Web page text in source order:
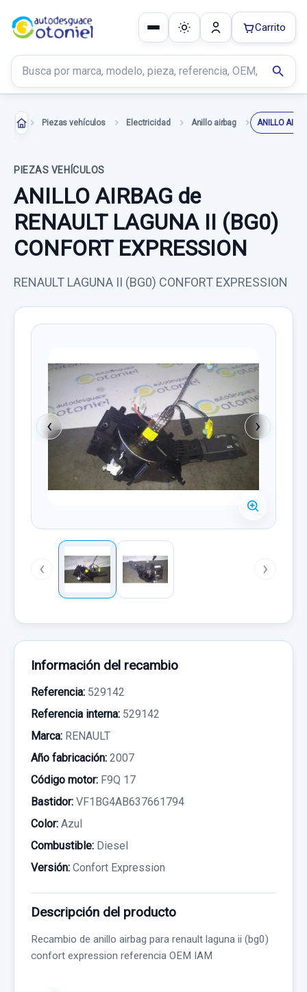
Buscar productos
search
Carrito
Piezas vehículos Electricidad Anillo airbag ANILLO
PIEZAS VEHÍCULOS
ANILLO AIRBAG de
RENAULT LAGUNA II (BG0)
CONFORT EXPRESSION
RENAULT LAGUNA II (BG0) CONFORT EXPRESSION
‹ ›
‹ ›
Información del recambio
Referencia: 529142
Referencia interna: 529142
Marca: RENAULT
Año fabricación: 2007
Código motor: F9Q 17
Bastidor: VF1BG4AB637661794
Color: Azul
Combustible: Diesel
Versión: Confort Expression
Descripción del producto
Recambio de anillo airbag para renault laguna ii (bg0)
confort expression referencia OEM IAM